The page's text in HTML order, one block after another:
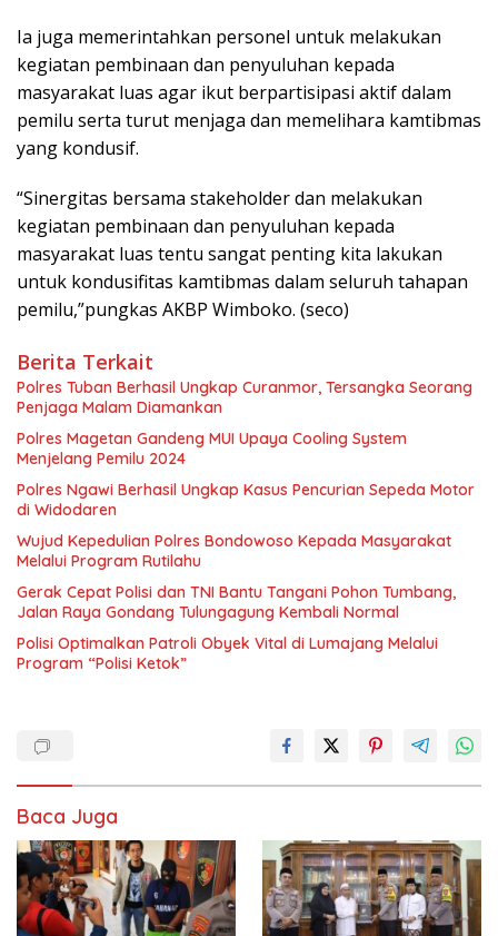
Ia juga memerintahkan personel untuk melakukan
kegiatan pembinaan dan penyuluhan kepada
masyarakat luas agar ikut berpartisipasi aktif dalam
pemilu serta turut menjaga dan memelihara kamtibmas
yang kondusif.
“Sinergitas bersama stakeholder dan melakukan
kegiatan pembinaan dan penyuluhan kepada
masyarakat luas tentu sangat penting kita lakukan
untuk kondusifitas kamtibmas dalam seluruh tahapan
pemilu,”pungkas AKBP Wimboko. (seco)
Berita Terkait
Polres Tuban Berhasil Ungkap Curanmor, Tersangka Seorang
Penjaga Malam Diamankan
Polres Magetan Gandeng MUI Upaya Cooling System
Menjelang Pemilu 2024
Polres Ngawi Berhasil Ungkap Kasus Pencurian Sepeda Motor
di Widodaren
Wujud Kepedulian Polres Bondowoso Kepada Masyarakat
Melalui Program Rutilahu
Gerak Cepat Polisi dan TNI Bantu Tangani Pohon Tumbang,
Jalan Raya Gondang Tulungagung Kembali Normal
Polisi Optimalkan Patroli Obyek Vital di Lumajang Melalui
Program “Polisi Ketok”
Baca Juga